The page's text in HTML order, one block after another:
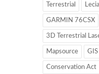
Terrestrial
GARMIN 76CSX
3D Terrestrial
Mapsource GIS
Conservation Act